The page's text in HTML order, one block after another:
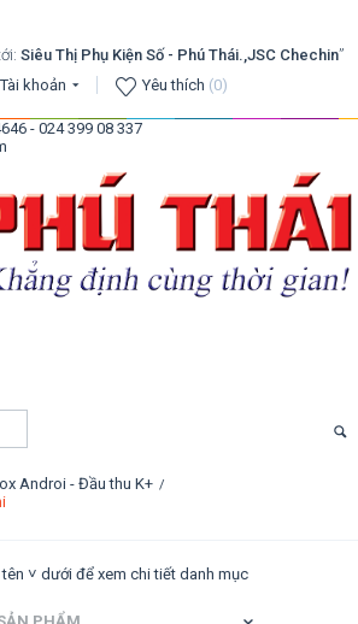
Siêu Thị Phụ Kiện Số - Phú Thái.,JSC Chechin”
Tài khoản
Yêu thích (0)
- 024 399 08 337
Androi - Đầu thu K+ /
˅ dưới để xem chi tiết danh mục